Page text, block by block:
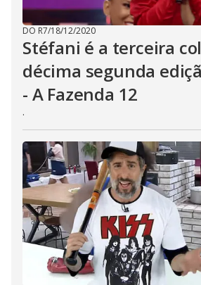
DO R7/18/12/2020
Stéfani é a terceira
décima segunda
- A Fazenda 12
.